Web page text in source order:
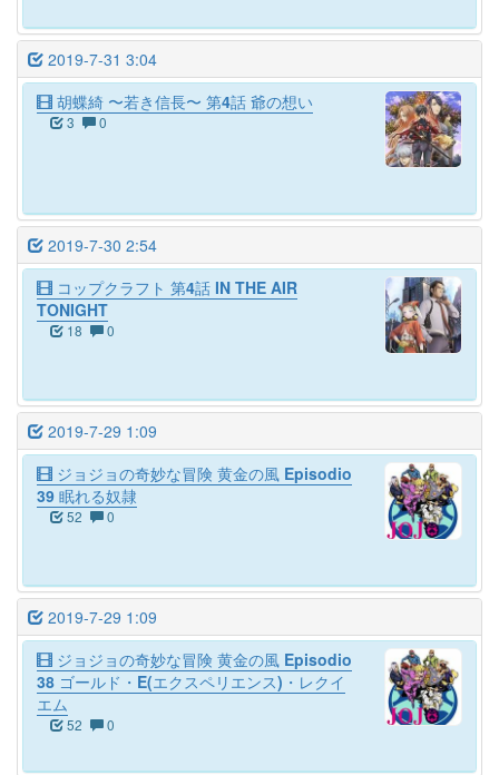
2019-7-31 3:04
胡蝶綺 〜若き信長〜 第4話 爺の想い
3 0
2019-7-30 2:54
コップクラフト 第4話 IN THE AIR
TONIGHT
18 0
2019-7-29 1:09
ジョジョの奇妙な冒険 黄金の風 Episodio
39 眠れる奴隷
52 0
2019-7-29 1:09
ジョジョの奇妙な冒険 黄金の風 Episodio
38 ゴールド・E(エクスペリエンス)・レクイ
エム
52 0